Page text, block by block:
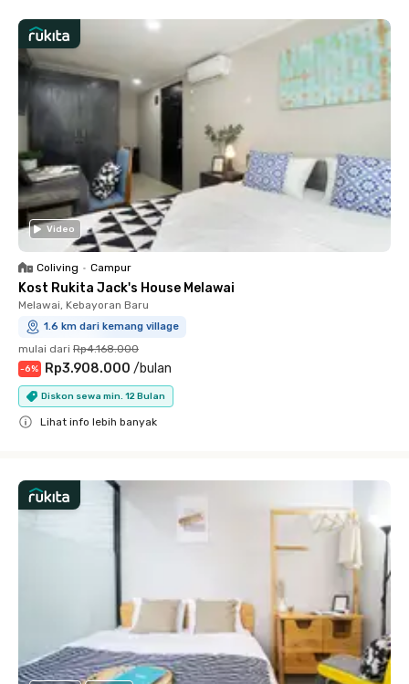
Video
Coliving • Campur
Kost Rukita Jack's House Melawai
Melawai, Kebayoran Baru
1.6 km dari kemang village
mulai dari Rp4.168.000
-6% Rp3.908.000 /bulan
Diskon sewa min. 12 Bulan
Lihat info lebih banyak